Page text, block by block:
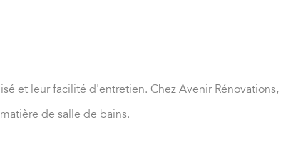
et leur facilité d'entretien. Chez Avenir Rénovations,
de salle de bains.